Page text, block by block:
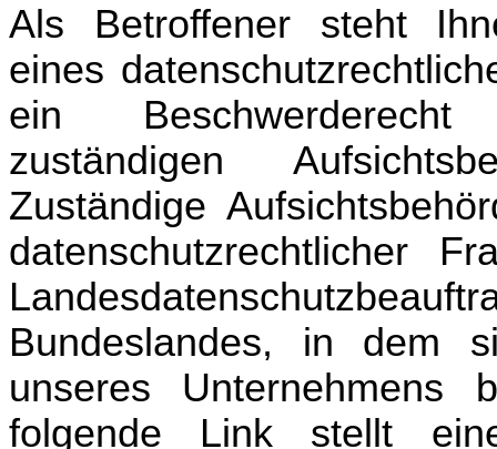
Als Betroffener steht
eines
ein
zuständigen
Zuständige
datenschutzrechtlicher
Bundeslandes, in dem
unseres Unternehmens
folgende Link stellt